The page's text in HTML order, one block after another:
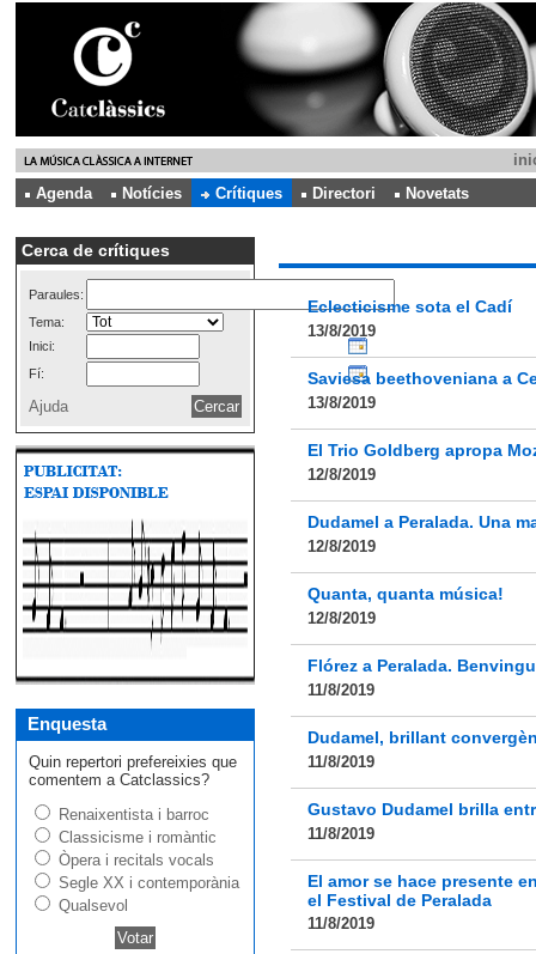
Agenda
Notícies Crítiques Directori Novetats
Cerca de crítiques
Paraules:
Tema:
Inici:
Fí:
Ajuda
Enquesta
Quin repertori prefereixies que
comentem a Catclassics?
Renaixentista i barroc
Classicisme i romàntic
Òpera i recitals vocals
Segle XX i contemporània
Qualsevol
Eclecticisme sota el Cadí
13/8/2019
Saviesa beethoveniana a
13/8/2019
El Trio Goldberg apropa
12/8/2019
Dudamel a Peralada. Una
12/8/2019
Quanta, quanta música!
12/8/2019
Flórez a Peralada.
11/8/2019
Dudamel, brillant
11/8/2019
Gustavo Dudamel brilla
11/8/2019
El amor se hace presente
el Festival de Peralada
11/8/2019